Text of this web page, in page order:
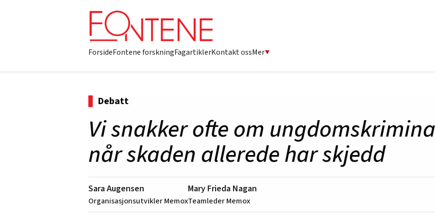
ForsideFontene forskningFagartiklerKontakt ossMer
Debatt
Vi snakker ofte om
når skaden allerede har skjedd
Sara Augensen
Organisasjonsutvikler Memox
Mary Frieda Nagan
Teamleder Memox